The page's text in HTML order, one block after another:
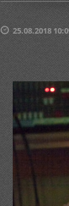
25.08.2018